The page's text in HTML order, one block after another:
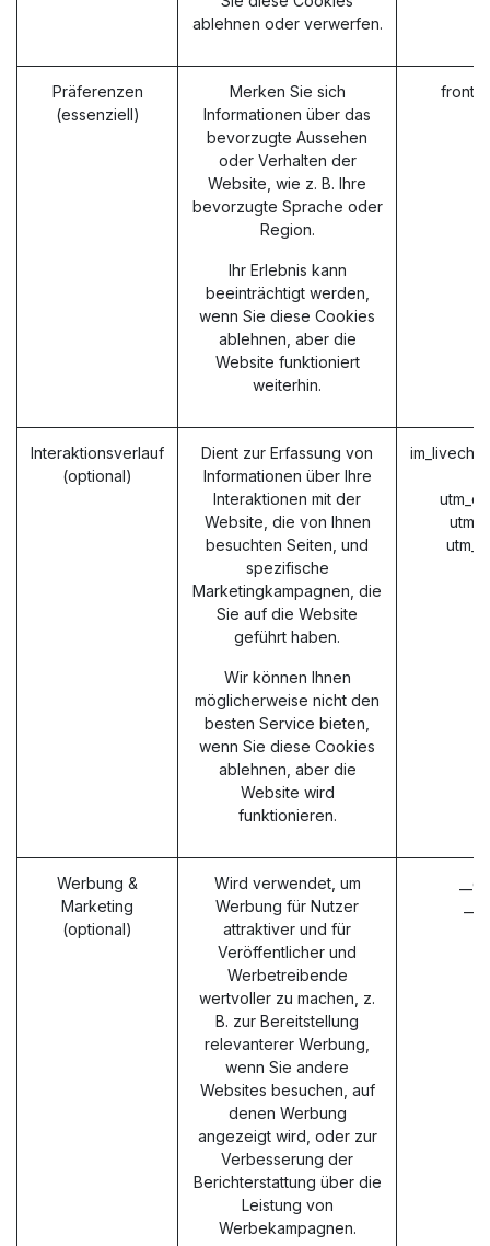
ablehnen oder verwerfen.
Präferenzen
(essenziell)
Merken Sie sich
Informationen über das
bevorzugte Aussehen
oder Verhalten der
Website, wie z. B. Ihre
bevorzugte Sprache oder
Region.
Ihr Erlebnis kann
beeinträchtigt werden,
wenn Sie diese Cookies
ablehnen, aber die
Website funktioniert
weiterhin.
Interaktionsverlauf
(optional)
Dient zur Erfassung von
Informationen über Ihre
Interaktionen mit der
Website, die von Ihnen
besuchten Seiten, und
spezifische
Marketingkampagnen, die
Sie auf die Website
geführt haben.
Wir können Ihnen
möglicherweise nicht den
besten Service bieten,
wenn Sie diese Cookies
ablehnen, aber die
Website wird
funktionieren.
Werbung &
Marketing
(optional)
Wird verwendet, um
Werbung für Nutzer
attraktiver und für
Veröffentlicher und
Werbetreibende
wertvoller zu machen, z.
B. zur Bereitstellung
relevanterer Werbung,
wenn Sie andere
Websites besuchen, auf
denen Werbung
angezeigt wird, oder zur
Verbesserung der
Berichterstattung über die
Leistung von
Werbekampagnen.